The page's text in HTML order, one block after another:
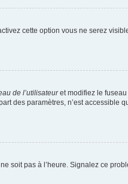
cette option vous ne serez
de l’utilisateuret modifiez le fuseau
des paramètres, n’est accessible
soit pas à l’heure. Signalez ce